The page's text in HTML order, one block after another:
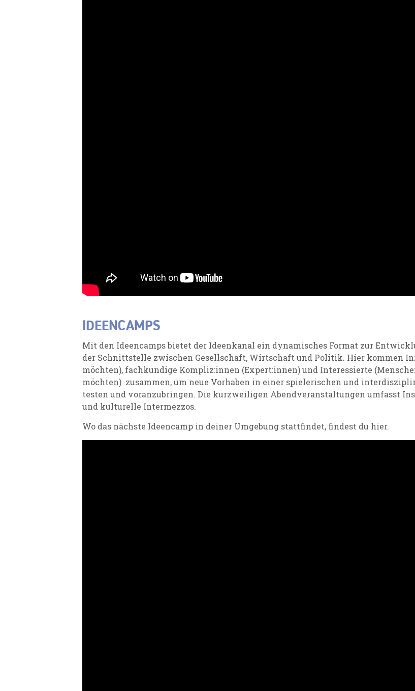
IDEENCAMPS
Mit den Ideencamps bietet der Ideenkanal ein dynamisches Format zur
der Schnittstelle zwischen Gesellschaft, Wirtschaft und Politik. Hier kommen
möchten), fachkundige Kompliz:innen (Expert:innen) und Interessierte
möchten) zusammen, um neue Vorhaben in einer spielerischen und
testen und voranzubringen. Die kurzweiligen Abendveranstaltungen umfasst
und kulturelle Intermezzos.
Wo das nächste Ideencamp in deiner Umgebung stattfindet, findest du hier​.